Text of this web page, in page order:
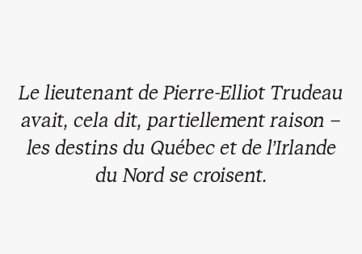
Le lieutenant de Pierre-Elliot Trudeau
avait, cela dit, partiellement raison –
les destins du Québec et de l’Irlande
du Nord se croisent.